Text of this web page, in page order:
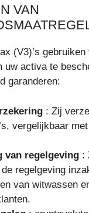
VAN
(V3)’s
uw activa te
garanderen:
: Zij
vergelijkbaar
van regelgeving :
regelgeving
van witwassen